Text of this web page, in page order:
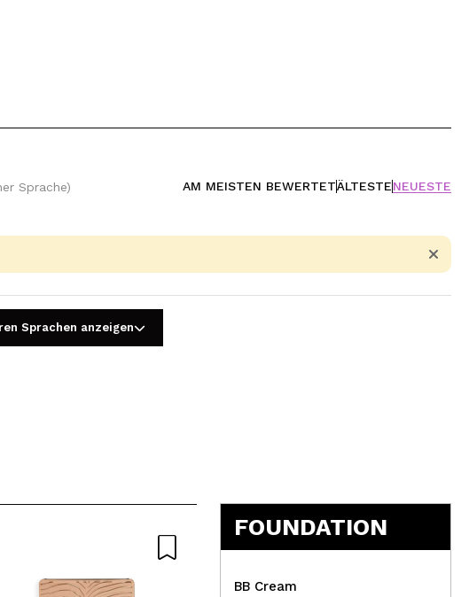
Sprache) AM MEISTEN BEWERTETÄLTESTENEUESTE
Sprachen anzeigen
FOUNDATION
BB Cream